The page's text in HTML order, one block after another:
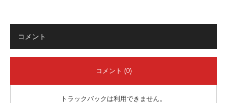
コメント
コメント (0)
トラックバックは利用できません。